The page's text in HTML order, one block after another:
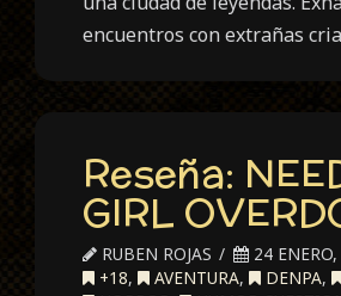
encuentros con extrañas
Reseña:
GIRL
RUBEN ROJAS
24
+18, AVENTURA, DENPA,